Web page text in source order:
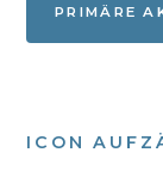
PRIMÄRE
ICON